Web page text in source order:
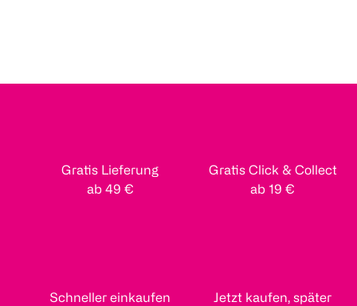
Gratis Lieferung
ab 49 €
Gratis Click & Collect
ab 19 €
Schneller einkaufen
Jetzt kaufen, später